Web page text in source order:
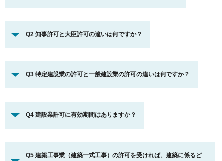
Q2 知事許可と大臣許可の違いは何ですか？
Q3 特定建設業の許可と一般建設業の許可の違いは何ですか？
Q4 建設業許可に有効期間はありますか？
Q5 建築工事業（建築一式工事）の許可を受ければ、建築に係るど